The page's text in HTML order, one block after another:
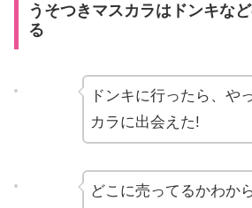
うそつきマスカラはドンキな
る
ドンキに行ったら、や
カラに出会えた!
どこに売ってるかわか